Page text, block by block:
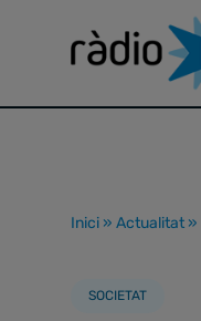
Inici » Actualitat »
SOCIETAT